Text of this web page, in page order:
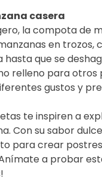
casera
la compota de
en trozos,
hasta que se
relleno para otros
gustos y
te inspiren a
Con su sabor
para crear
a probar